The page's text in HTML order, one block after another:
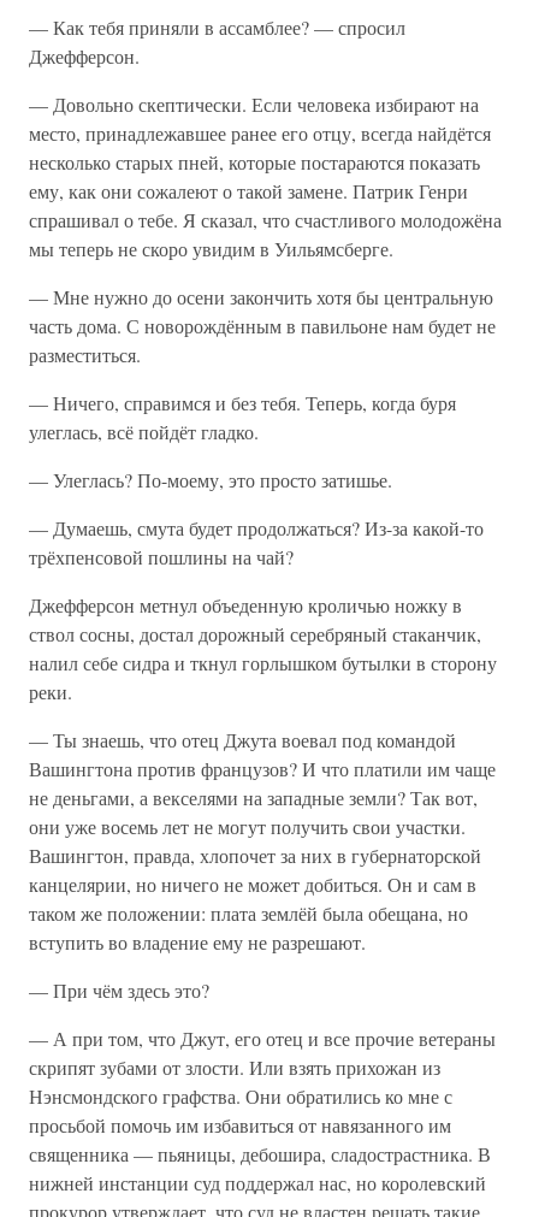
— Как тебя приняли в ассамблее? — спросил
Джефферсон.
— Довольно скептически. Если человека избирают на
место, принадлежавшее ранее его отцу, всегда найдётся
несколько старых пней, которые постараются показать
ему, как они сожалеют о такой замене. Патрик Генри
спрашивал о тебе. Я сказал, что счастливого молодожёна
мы теперь не скоро увидим в Уильямсберге.
— Мне нужно до осени закончить хотя бы центральную
часть дома. С новорождённым в павильоне нам будет не
разместиться.
— Ничего, справимся и без тебя. Теперь, когда буря
улеглась, всё пойдёт гладко.
— Улеглась? По-моему, это просто затишье.
— Думаешь, смута будет продолжаться? Из-за какой-то
трёхпенсовой пошлины на чай?
Джефферсон метнул объеденную кроличью ножку в
ствол сосны, достал дорожный серебряный стаканчик,
налил себе сидра и ткнул горлышком бутылки в сторону
реки.
— Ты знаешь, что отец Джута воевал под командой
Вашингтона против французов? И что платили им чаще
не деньгами, а векселями на западные земли? Так вот,
они уже восемь лет не могут получить свои участки.
Вашингтон, правда, хлопочет за них в губернаторской
канцелярии, но ничего не может добиться. Он и сам в
таком же положении: плата землёй была обещана, но
вступить во владение ему не разрешают.
— При чём здесь это?
— А при том, что Джут, его отец и все прочие ветераны
скрипят зубами от злости. Или взять прихожан из
Нэнсмондского графства. Они обратились ко мне с
просьбой помочь им избавиться от навязанного им
священника — пьяницы, дебошира, сладострастника. В
нижней инстанции суд поддержал нас, но королевский
прокурор утверждает, что суд не властен решать такие